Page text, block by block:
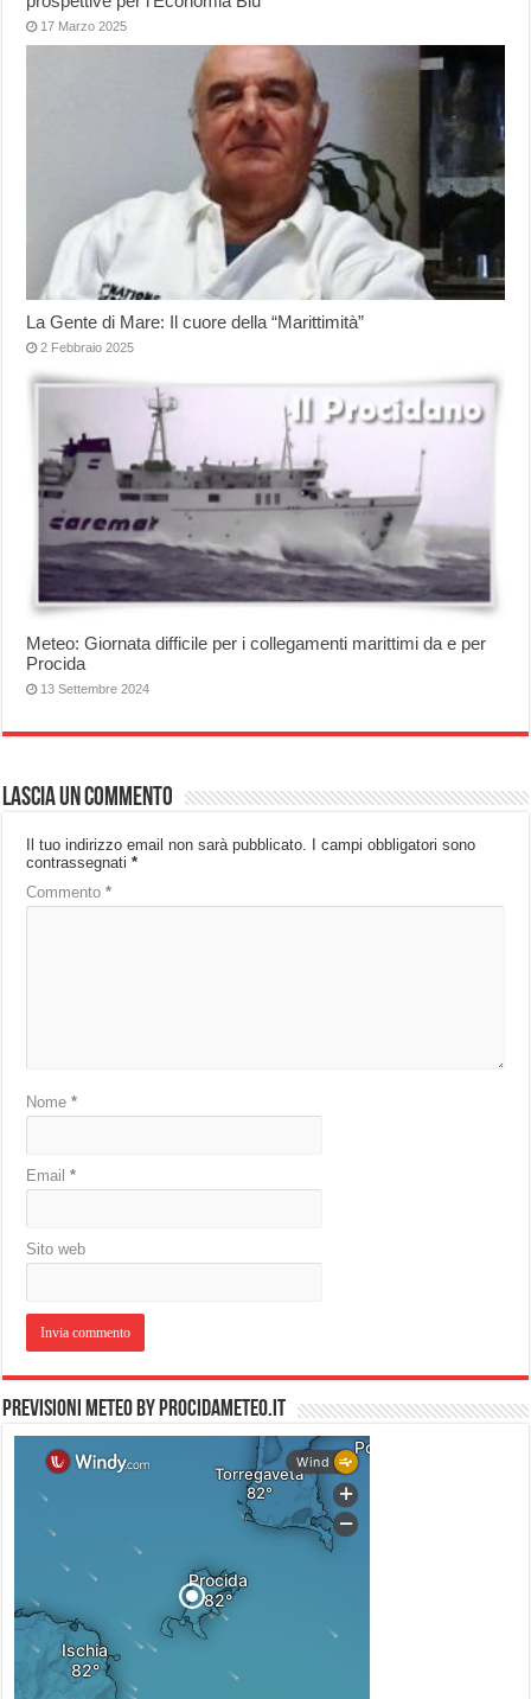
17 Marzo 2025
La Gente di Mare: Il cuore della “Marittimità”
2 Febbraio 2025
Meteo: Giornata difficile per i collegamenti marittimi da e per
Procida
13 Settembre 2024
Lascia un commento
Il tuo indirizzo email non sarà pubblicato.
I campi obbligatori sono
contrassegnati*
Commento*
Nome*
Email*
Sito web
PREVISIONI METEO by PROCIDAMETEO.IT